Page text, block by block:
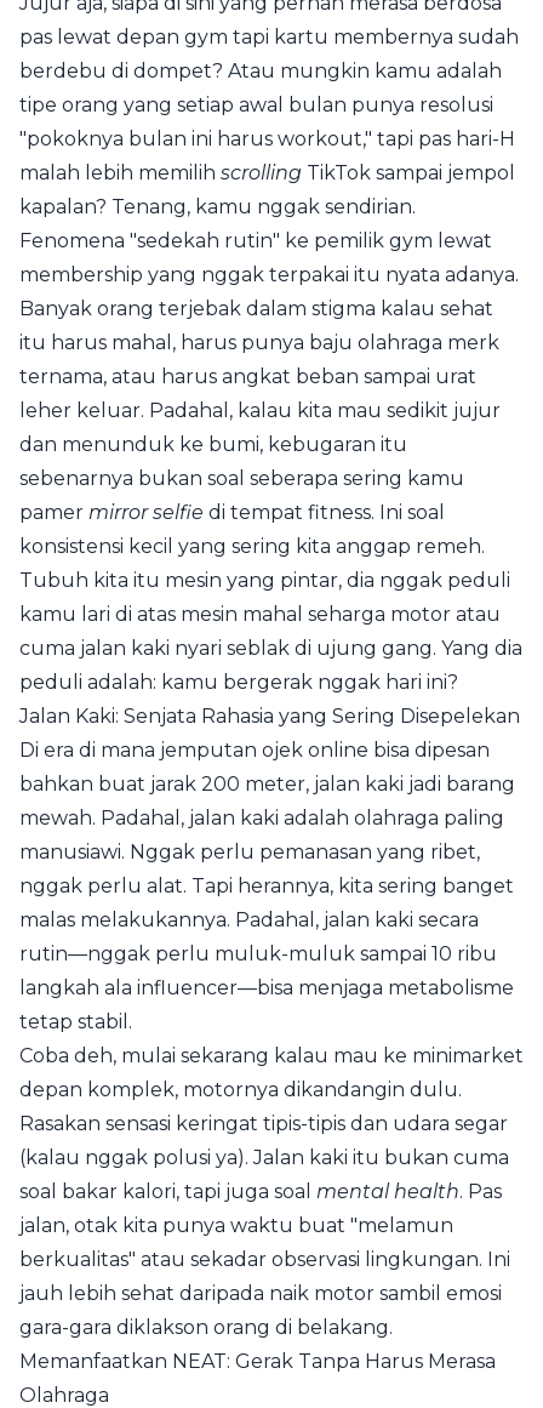
pas lewat depan gym tapi kartu membernya sudah
berdebu di dompet? Atau mungkin kamu adalah
tipe orang yang setiap awal bulan punya resolusi
"pokoknya bulan ini harus workout," tapi pas hari-H
malah lebih memilih scrolling TikTok sampai jempol
kapalan? Tenang, kamu nggak sendirian.
Fenomena "sedekah rutin" ke pemilik gym lewat
membership yang nggak terpakai itu nyata adanya.
Banyak orang terjebak dalam stigma kalau sehat
itu harus mahal, harus punya baju olahraga merk
ternama, atau harus angkat beban sampai urat
leher keluar. Padahal, kalau kita mau sedikit jujur
dan menunduk ke bumi, kebugaran itu
sebenarnya bukan soal seberapa sering kamu
pamer mirror selfie di tempat fitness. Ini soal
konsistensi kecil yang sering kita anggap remeh.
Tubuh kita itu mesin yang pintar, dia nggak peduli
kamu lari di atas mesin mahal seharga motor atau
cuma jalan kaki nyari seblak di ujung gang. Yang dia
peduli adalah: kamu bergerak nggak hari ini?
Jalan Kaki: Senjata Rahasia yang Sering Disepelekan
Di era di mana jemputan ojek online bisa dipesan
bahkan buat jarak 200 meter, jalan kaki jadi barang
mewah. Padahal, jalan kaki adalah olahraga paling
manusiawi. Nggak perlu pemanasan yang ribet,
nggak perlu alat. Tapi herannya, kita sering banget
malas melakukannya. Padahal, jalan kaki secara
rutin—nggak perlu muluk-muluk sampai 10 ribu
langkah ala influencer—bisa menjaga metabolisme
tetap stabil.
Coba deh, mulai sekarang kalau mau ke minimarket
depan komplek, motornya dikandangin dulu.
Rasakan sensasi keringat tipis-tipis dan udara segar
(kalau nggak polusi ya). Jalan kaki itu bukan cuma
soal bakar kalori, tapi juga soal mental health. Pas
jalan, otak kita punya waktu buat "melamun
berkualitas" atau sekadar observasi lingkungan. Ini
jauh lebih sehat daripada naik motor sambil emosi
gara-gara diklakson orang di belakang.
Memanfaatkan NEAT: Gerak Tanpa Harus Merasa
Olahraga